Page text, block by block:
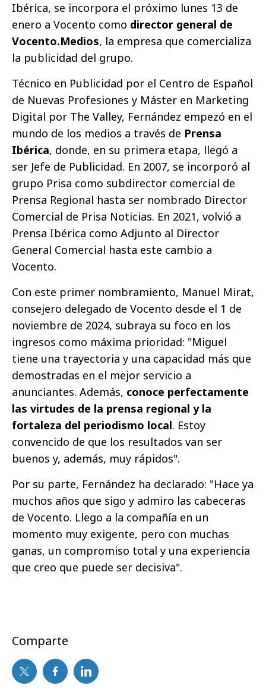
Ibérica, se incorpora el próximo lunes 13 de
enero a Vocento como director general de
Vocento.Medios, la empresa que comercializa
la publicidad del grupo.
Técnico en Publicidad por el Centro de Español
de Nuevas Profesiones y Máster en Marketing
Digital por The Valley, Fernández empezó en el
mundo de los medios a través de Prensa
Ibérica, donde, en su primera etapa, llegó a
ser Jefe de Publicidad. En 2007, se incorporó al
grupo Prisa como subdirector comercial de
Prensa Regional hasta ser nombrado Director
Comercial de Prisa Noticias. En 2021, volvió a
Prensa Ibérica como Adjunto al Director
General Comercial hasta este cambio a
Vocento.
Con este primer nombramiento, Manuel Mirat,
consejero delegado de Vocento desde el 1 de
noviembre de 2024, subraya su foco en los
ingresos como máxima prioridad: "Miguel
tiene una trayectoria y una capacidad más que
demostradas en el mejor servicio a
anunciantes. Además, conoce perfectamente
las virtudes de la prensa regional y la
fortaleza del periodismo local. Estoy
convencido de que los resultados van ser
buenos y, además, muy rápidos".
Por su parte, Fernández ha declarado: "Hace ya
muchos años que sigo y admiro las cabeceras
de Vocento. Llego a la compañía en un
momento muy exigente, pero con muchas
ganas, un compromiso total y una experiencia
que creo que puede ser decisiva".
Comparte